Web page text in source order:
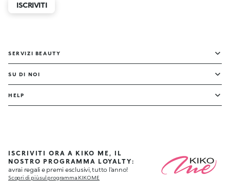
ISCRIVITI
SERVIZI BEAUTY
SU DI NOI
HELP
ISCRIVITI ORA A KIKO ME, IL
NOSTRO PROGRAMMA LOYALTY:
avrai regali e premi esclusivi, tutto l'anno!
Scopri di più sul programma KIKO ME